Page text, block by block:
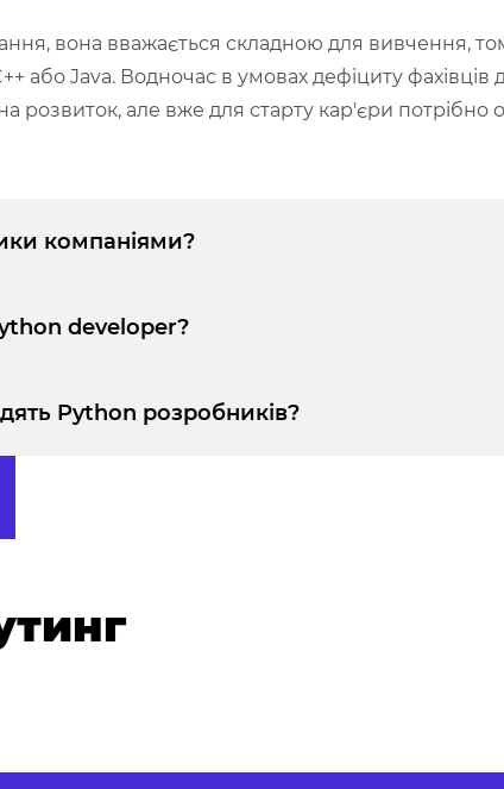
вона вважається складною для вивчення,
або Java. Водночас в умовах дефіциту фахівців
розвиток, але вже для старту кар'єри потрібно
компаніями?
developer?
Python розробників?